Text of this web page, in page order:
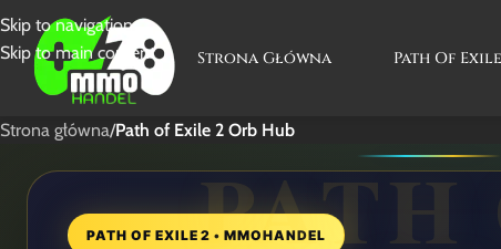
Skip to navigation
Skip to main content
Strona Główna Path Of
Strona główna/Path of Exile 2 Orb Hub
PATH OF EXILE 2 • MMOHANDEL